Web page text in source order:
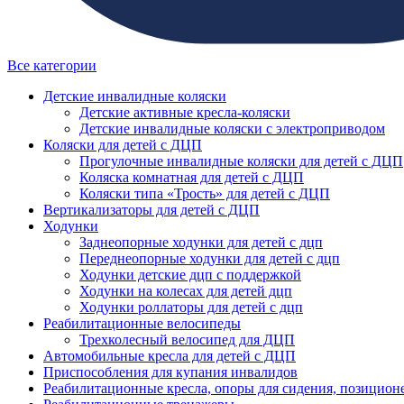
Все категории
Детские инвалидные коляски
Детские активные кресла-коляски
Детские инвалидные коляски с электроприводом
Коляски для детей с ДЦП
Прогулочные инвалидные коляски для детей с ДЦП
Коляска комнатная для детей с ДЦП
Коляски типа «Трость» для детей с ДЦП
Вертикализаторы для детей с ДЦП
Ходунки
Заднеопорные ходунки для детей с дцп
Переднеопорные ходунки для детей с дцп
Ходунки детские дцп с поддержкой
Ходунки на колесах для детей дцп
Ходунки роллаторы для детей с дцп
Реабилитационные велосипеды
Трехколесный велосипед для ДЦП
Автомобильные кресла для детей с ДЦП
Приспособления для купания инвалидов
Реабилитационные кресла, опоры для сидения,